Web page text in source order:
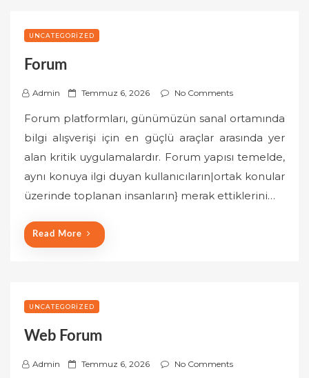
UNCATEGORIZED
Forum
Admin
P
s
t
e
d
o
Temmuz 6, 2026 No Comments
Forum platformları, günümüzün sanal ortamında
bilgi alışverişi için en güçlü araçlar arasında yer
alan kritik uygulamalardır. Forum yapısı temelde,
aynı konuya ilgi duyan kullanıcıların|ortak konular
üzerinde toplanan insanların} merak ettiklerini…
Read More
UNCATEGORIZED
Web Forum
Admin
P Temmuz 6, 2026 No Comments